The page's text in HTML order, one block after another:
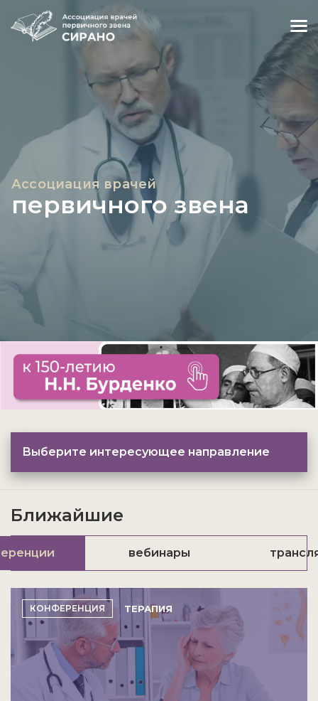
Ассоциация врачей
первичного звена
Выберите интересующее направление
Ближайшие
вебинары
КОНФЕРЕНЦИЯ ТЕРАПИЯ